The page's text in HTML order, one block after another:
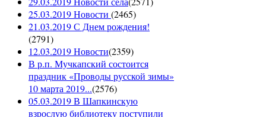
25.03.2019 Новости (2465)
21.03.2019 С Днем рождения!
(2791)
12.03.2019 Новости(2359)
В р.п. Мучкапский состоится
праздник «Проводы русской зимы»
10 марта 2019...(2576)
05.03.2019 В Шапкинскую
взрослую библиотеку поступили